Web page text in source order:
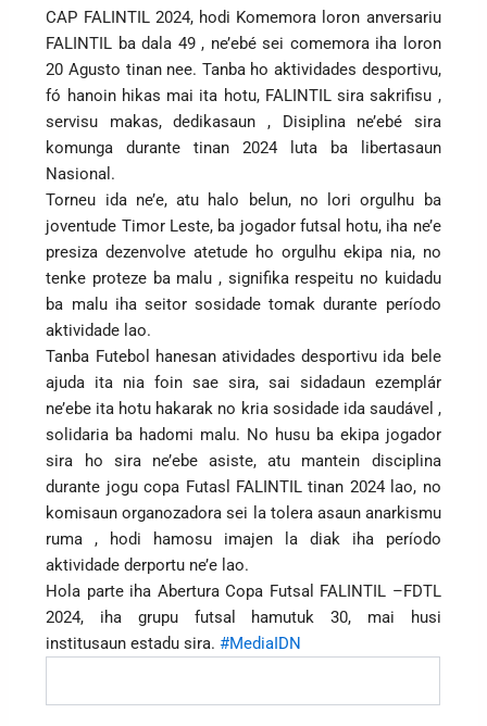
CAP FALINTIL 2024, hodi Komemora loron anversariu
FALINTIL ba dala 49 , ne’ebé sei comemora iha loron
20 Agusto tinan nee. Tanba ho aktividades desportivu,
fó hanoin hikas mai ita hotu, FALINTIL sira sakrifisu ,
servisu makas, dedikasaun , Disiplina ne’ebé sira
komunga durante tinan 2024 luta ba libertasaun
Nasional.
Torneu ida ne’e, atu halo belun, no lori orgulhu ba
joventude Timor Leste, ba jogador futsal hotu, iha ne’e
presiza dezenvolve atetude ho orgulhu ekipa nia, no
tenke proteze ba malu , signifika respeitu no kuidadu
ba malu iha seitor sosidade tomak durante período
aktividade lao.
Tanba Futebol hanesan atividades desportivu ida bele
ajuda ita nia foin sae sira, sai sidadaun ezemplár
ne’ebe ita hotu hakarak no kria sosidade ida saudável ,
solidaria ba hadomi malu. No husu ba ekipa jogador
sira ho sira ne’ebe asiste, atu mantein disciplina
durante jogu copa Futasl FALINTIL tinan 2024 lao, no
komisaun organozadora sei la tolera asaun anarkismu
ruma , hodi hamosu imajen la diak iha período
aktividade derportu ne’e lao.
Hola parte iha Abertura Copa Futsal FALINTIL –FDTL
2024, iha grupu futsal hamutuk 30, mai husi
institusaun estadu sira.#MediaIDN